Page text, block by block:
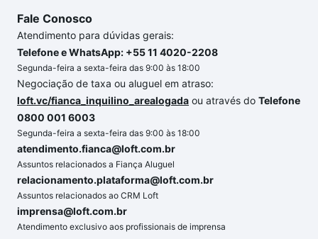
Fale Conosco
Atendimento para dúvidas gerais:
Telefone e WhatsApp: +55 11 4020-2208
Segunda-feira a sexta-feira das 9:00 às 18:00
Negociação de taxa ou aluguel em atraso:
loft.vc/fianca_inquilino_arealogada ou através do Telefone
0800 001 6003
Segunda-feira a sexta-feira das 9:00 às 18:00
atendimento.fianca@loft.com.br
Assuntos relacionados a Fiança Aluguel
relacionamento.plataforma@loft.com.br
Assuntos relacionados ao CRM Loft
imprensa@loft.com.br
Atendimento exclusivo aos profissionais de imprensa